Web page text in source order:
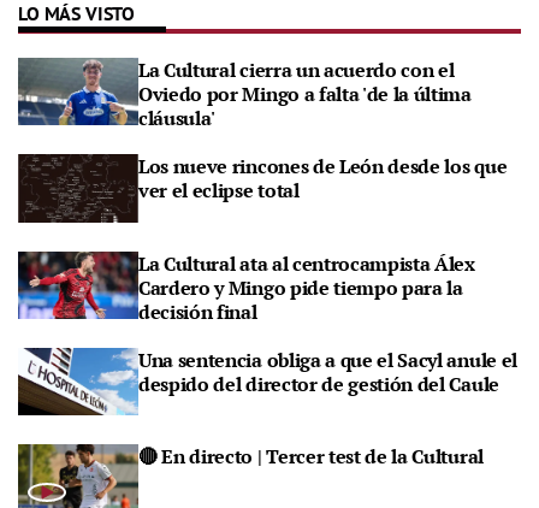
LO MÁS VISTO
La Cultural cierra un acuerdo con el
Oviedo por Mingo a falta 'de la última
cláusula'
Los nueve rincones de León desde los que
ver el eclipse total
La Cultural ata al centrocampista Álex
Cardero y Mingo pide tiempo para la
decisión final
Una sentencia obliga a que el Sacyl anule el
despido del director de gestión del Caule
🔴 En directo | Tercer test de la Cultural